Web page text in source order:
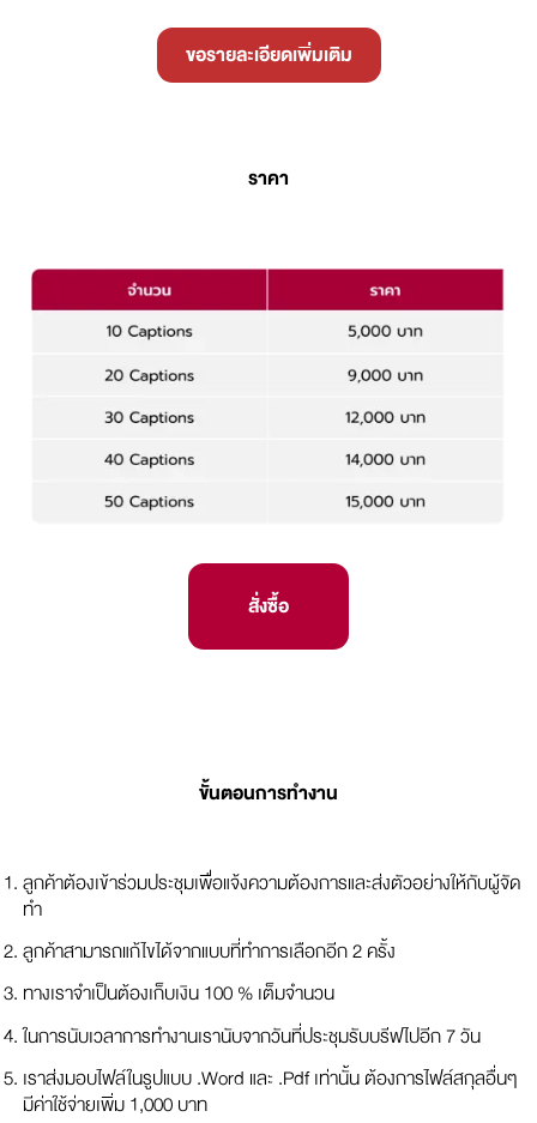
ขอรายละเอียดเพิ่มเติม
ราคา
สั่งซื้อ
ขั้นตอนการทำงาน
ลูกค้าต้องเข้าร่วมประชุมเพื่อแจ้งความต้องการและส่งตัวอย่างให้กับผู้จัด
ทำ
ลูกค้าสามารถแก้ไขได้จากแบบที่ทำการเลือกอีก 2 ครั้ง
ทางเราจำเป็นต้องเก็บเงิน 100 % เต็มจำนวน
ในการนับเวลาการทำงานเรานับจากวันที่ประชุมรับบรีฟไปอีก 7 วัน
เราส่งมอบไฟล์ในรูปแบบ .Word และ .Pdf เท่านั้น ต้องการไฟล์สกุลอื่นๆ
มีค่าใช้จ่ายเพิ่ม 1,000 บาท